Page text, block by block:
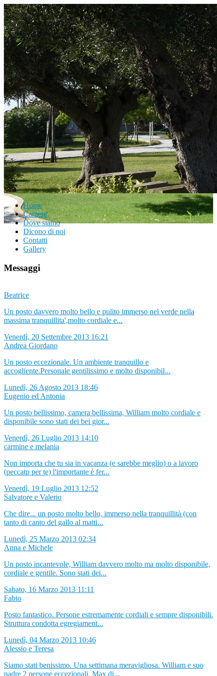
Home
Camere
Dove siamo
Dicono di noi
Contatti
Gallery
Messaggi
Beatrice
Un posto davvero molto bello e pulito immerso nel verde nella
massima tranquillita',molto cordiale e...
Venerdì, 20 Settembre 2013 16:21
Andrea Giordano
Un posto eccezionale. Un ambiente tranquillo e
accogliente.Personale gentilissimo e molto disponibil...
Lunedì, 26 Agosto 2013 18:46
Eugenio ed Antonia
Un posto bellissimo, camera bellissima, William molto cordiale e
disponibile sono stati dei bei gior...
Venerdì, 26 Luglio 2013 14:10
carmine e melania
Non importa che tu sia in vacanza (e sarebbe meglio) o a lavoro
(peccatp per te) l'importante è fer...
Venerdì, 19 Luglio 2013 12:52
Salvatore e Valerio
Che dire... un posto molto bello, immerso nella tranquillità (con
tanto di canto del gallo al matti...
Lunedì, 25 Marzo 2013 02:34
Anna e Michele
Un posto incantevole, William davvero molto ma molto disponibile,
cordiale e gentile. Sono stati dei...
Sabato, 16 Marzo 2013 11:11
Fabio
Posto fantastico. Persone estremamente cordiali e sempre disponibili.
Struttura condotta egregiament...
Lunedì, 04 Marzo 2013 10:46
Alessio e Teresa
Siamo stati benissimo. Una settimana meravigliosa. William e suo
padre 2 persone eccezionali. Max di...